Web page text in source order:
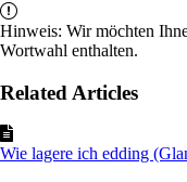
Hinweis: Wir möchten
Wortwahl enthalten.
Related Articles
Wie lagere ich edding